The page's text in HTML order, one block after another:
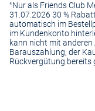
¹Nur als Friends Club
31.07.2026 30 %
automatisch im
im Kundenkonto
kann nicht mit
Barauszahlung, der
Rückvergütung bereits